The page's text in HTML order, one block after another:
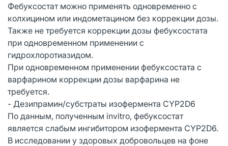
Фебуксостат можно применять одновременно с
колхицином или индометацином без коррекции дозы.
Также не требуется коррекции дозы фебуксостата
при одновременном применении с
гидрохлоротиазидом.
При одновременном применении фебуксостата с
варфарином коррекции дозы варфарина не
требуется.
- Дезипрамин/субстраты изофермента CYP2D6
По данным, полученным invitro, фебуксостат
является слабым ингибитором изофермента CYP2D6.
В исследовании у здоровых добровольцев на фоне